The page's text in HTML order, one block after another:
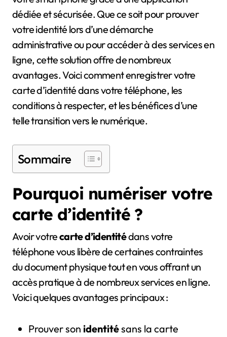
dédiée et sécurisée. Que ce soit pour prouver
votre identité lors d’une démarche
administrative ou pour accéder à des services en
ligne, cette solution offre de nombreux
avantages. Voici comment enregistrer votre
carte d’identité dans votre téléphone, les
conditions à respecter, et les bénéfices d’une
telle transition vers le numérique.
Sommaire
Pourquoi numériser votre
carte d’identité ?
Avoir votrecarte d’identitédans votre
téléphone vous libère de certaines contraintes
du document physique tout en vous offrant un
accès pratique à de nombreux services en ligne.
Voici quelques avantages principaux :
Prouver son identitésans la carte